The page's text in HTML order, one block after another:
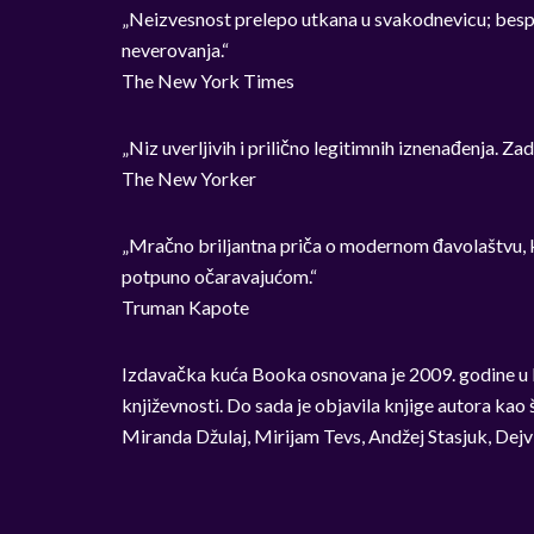
„Neizvesnost prelepo utkana u svakodnevicu;
neverovanja.“
The New York Times
„Niz uverljivih i prilično legitimnih iznenađenja.
The New Yorker
„Mračno briljantna priča o modernom
potpuno očaravajućom.“
Truman Kapote
Izdavačka kuća Booka osnovana je 2009. godine
književnosti. Do sada je objavila knjige autora
Miranda Džulaj, Mirijam Tevs, Andžej Stasjuk,